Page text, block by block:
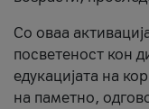
Со оваа
посветеност кон
едукацијата на
на паметно,